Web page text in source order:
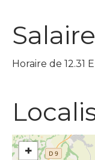
Salaire
Horaire de 12.31
+